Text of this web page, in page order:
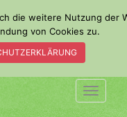
die weitere Nutzung der
von Cookies zu.